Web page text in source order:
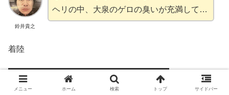
鈴井貴之
ヘリの中、大泉のゲロの臭いが充満して…
着陸
メニュー ホーム 検索 トップ サイドバー